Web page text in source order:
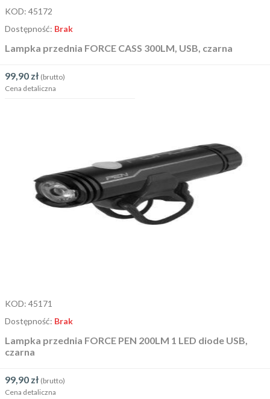
KOD: 45172
Dostępność: Brak
Lampka przednia FORCE CASS 300LM, USB, czarna
99,90 zł (brutto)
Cena detaliczna
KOD: 45171
Dostępność: Brak
Lampka przednia FORCE PEN 200LM 1 LED diode USB,
czarna
99,90 zł (brutto)
Cena detaliczna